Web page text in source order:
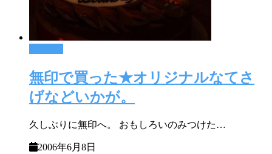
無印で買った★オリジナルなてさ
げなどいかが。
久しぶりに無印へ。 おもしろいのみつけた…
2006年6月8日